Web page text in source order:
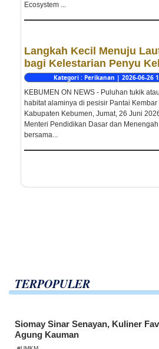
Ecosystem ...
Langkah Kecil Menuju
bagi Kelestarian Penyu
Kategori : Perikanan | 2026-06-26
KEBUMEN ON NEWS - Puluhan tukik
habitat alaminya di pesisir Pantai
Kabupaten Kebumen, Jumat, 26 Juni
Menteri Pendidikan Dasar dan Menengah
bersama...
TERPOPULER
Siomay Sinar Senayan, Kuliner
Agung Kauman